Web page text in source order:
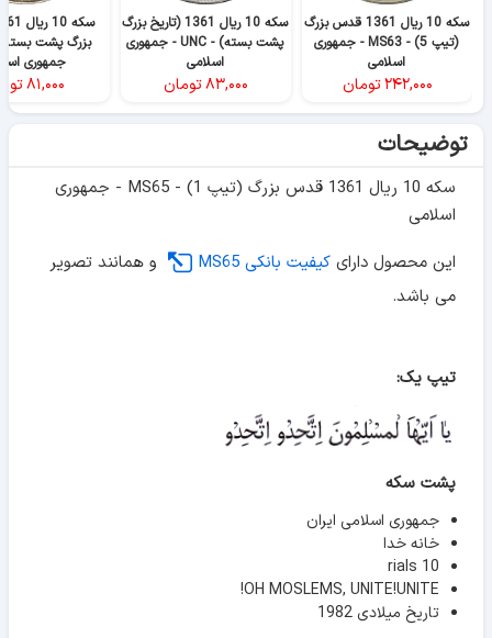
سکه 10 ریال 1361 قدس بزرگ
(تیپ 5) - MS63 - جمهوری
اسلامی
۲۴۲,۰۰۰تومان
سکه 10 ریال 1361 (تاریخ بزرگ
پشت بسته) - UNC - جمهوری
اسلامی
۸۳,۰۰۰تومان
جمهوری
۸۱,۰۰۰
توضیحات
سکه 10 ریال 1361 قدس بزرگ (تیپ 1) - MS65 - جمهوری
اسلامی
این محصول دارای کیفیت بانکی MS65
و همانند تصویر
می باشد.
تیپ یک:
پشت سکه
جمهوری اسلامی ایران
خانه خدا
10 rials
OH MOSLEMS, UNITE!UNITE!
تاریخ میلادی 1982